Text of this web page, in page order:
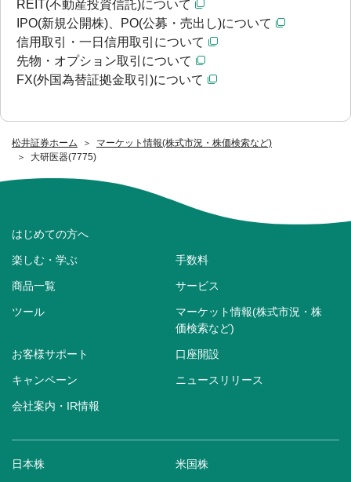
松井証券ホーム
マーケット情報(株式市況・株価検索など)
大研医器(7775)
REIT(不動産投資信託)について
IPO(新規公開株)、PO(公募・売出し)について
信用取引・一日信用取引について
先物・オプション取引について
FX(外国為替証拠金取引)について
はじめての方へ
楽しむ・学ぶ 手数料
商品一覧 サービス
ツール
マーケット情報(株式市況・株
価検索など)
お客様サポート 口座開設
キャンペーン ニュースリリース
会社案内・IR情報
日本株 米国株